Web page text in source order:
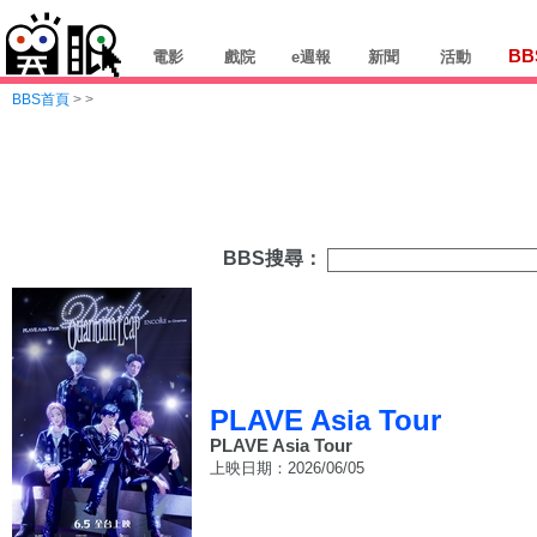
電影 戲院 e週報 新聞 活動
BBS首頁 > >
BBS搜尋：
PLAVE Asia Tour
PLAVE Asia Tour
上映日期：2026/06/05